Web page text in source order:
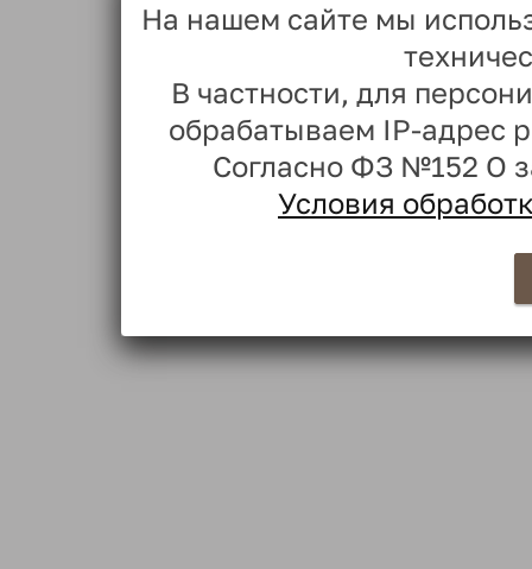
На нашем сайте мы
В частности, для
обрабатываем IP-адрес
Согласно ФЗ №152 О
Условия